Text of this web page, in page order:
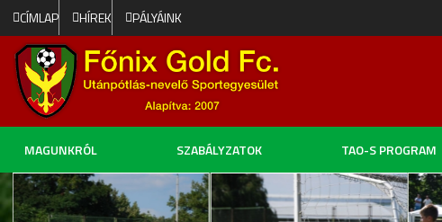
CÍMLAP HÍREK PÁLYÁINK
MAGUNKRÓL SZABÁLYZATOK TAO-S PROGRAM